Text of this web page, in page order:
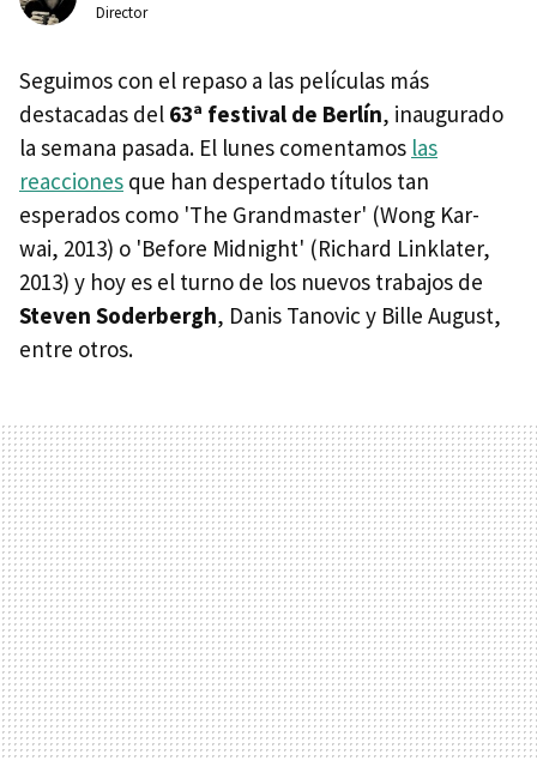
Director
Seguimos con el repaso a las películas más
destacadas del 63ª festival de Berlín, inaugurado
la semana pasada. El lunes comentamos las
reacciones que han despertado títulos tan
esperados como 'The Grandmaster' (Wong Kar-
wai, 2013) o 'Before Midnight' (Richard Linklater,
2013) y hoy es el turno de los nuevos trabajos de
Steven Soderbergh, Danis Tanovic y Bille August,
entre otros.